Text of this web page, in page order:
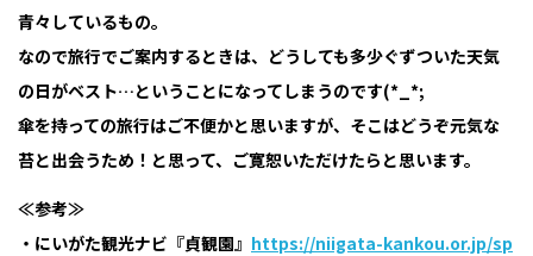
青々しているもの。
なので旅行でご案内するときは、どうしても多少ぐずついた天気
の日がベスト…ということになってしまうのです(*_*;
傘を持っての旅行はご不便かと思いますが、そこはどうぞ元気な
苔と出会うため！と思って、ご寛恕いただけたらと思います。
≪参考≫
・にいがた観光ナビ『貞観園』 https://niigata-kankou.or.jp/sp